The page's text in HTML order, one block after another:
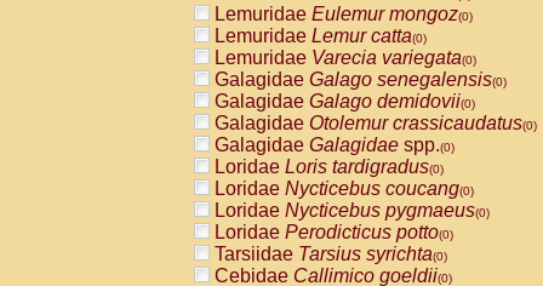
Lemuridae Eulemur mongoz(0)
Lemuridae Lemur catta(0)
Lemuridae Varecia variegata(0)
Galagidae Galago senegalensis(0)
Galagidae Galago demidovii(0)
Galagidae Otolemur crassicaudatus(0)
Galagidae Galagidae spp.(0)
Loridae Loris tardigradus(0)
Loridae Nycticebus coucang(0)
Loridae Nycticebus pygmaeus(0)
Loridae Perodicticus potto(0)
Tarsiidae Tarsius syrichta(0)
Cebidae Callimico goeldii(0)